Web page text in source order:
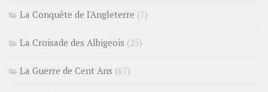
La Conquête de l'Angleterre (7)
La Croisade des Albigeois (25)
La Guerre de Cent Ans (67)